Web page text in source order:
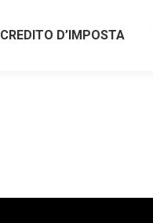
CREDITO D’IMPOSTA